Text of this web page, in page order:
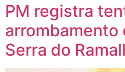
PM registra
arrombamento
Serra do